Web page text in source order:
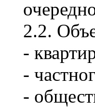
2.2.
-
-
-